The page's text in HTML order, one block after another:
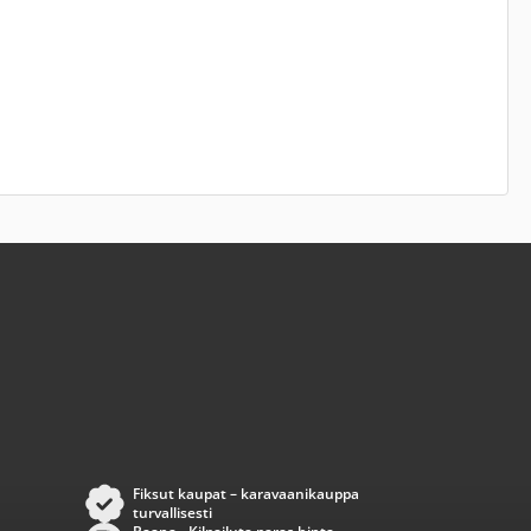
Fiksut kaupat – karavaanikauppa
turvallisesti